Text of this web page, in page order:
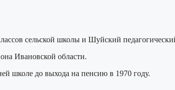
сельской школы и Шуйский
Ивановской области.
школе до выхода на пенсию в 1970 году.